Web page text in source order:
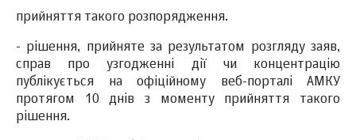
прийняття такого розпорядження.
- рішення, прийняте за результатом розгляду заяв,
справ про узгодженні дії чи концентрацію
публікується на офіційному веб-порталі АМКУ
протягом 10 днів з моменту прийняття такого
рішення.